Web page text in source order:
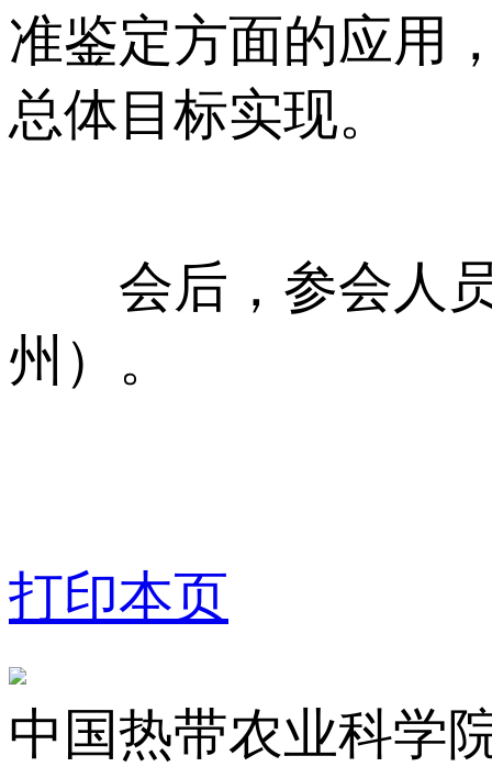
准鉴定方面的应用
总体目标实现。
会后，参会人员
州）。
打印本页
中国热带农业科学